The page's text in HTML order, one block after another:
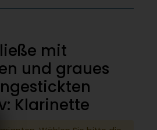
mit
und graues
Klarinette